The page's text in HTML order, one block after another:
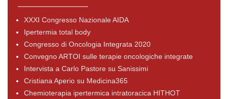
XXXI Congresso Nazionale AIDA
Ipertermia total body
Congresso di Oncologia Integrata 2020
Convegno ARTOI sulle terapie oncologiche integrate
Intervista a Carlo Pastore su Sanissimi
Cristiana Aperio su Medicina365
Chemioterapia ipertermica intratoracica HITHOT